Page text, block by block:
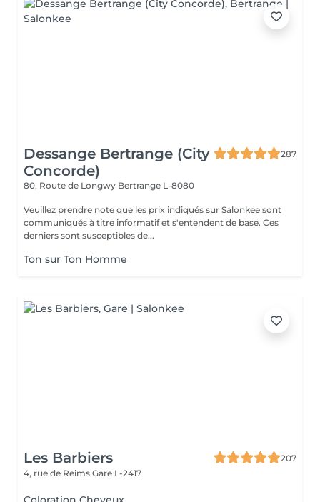
Dessange Bertrange (City
Concorde)
287
80, Route de Longwy Bertrange L-8080
Veuillez prendre note que les prix indiqués sur Salonkee sont
communiqués à titre informatif et s'entendent de base. Ces
derniers sont susceptibles de...
Ton sur Ton Homme
Les Barbiers
207
4, rue de Reims Gare L-2417